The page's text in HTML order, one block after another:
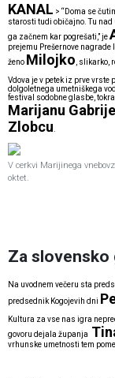
KANAL > “Doma se
starosti tudi običajno. Tu
ga začnem kar pogrešati,” je
prejemu Prešernove
ženo Milojko , slikarko,
Vdova je v petek iz prve
dolgoletnega umetniškega
festival sodobne glasbe,
Marijanu
Zlobcu
V cerkvi Marijinega
oktet.
Za slovensko
Na uvodnem večeru sta
predsednik Kogojevih dni
Kultura za vse nas igra
govoru dejala županja
vrhunske umetnosti tem